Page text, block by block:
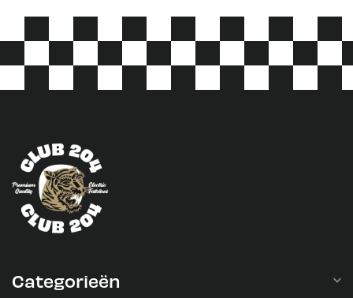
Categorieën